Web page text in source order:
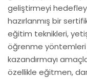
geliştirmeyi
hazırlanmış bir
eğitim teknikleri,
öğrenme
kazandırmayı
özellikle eğitmen,